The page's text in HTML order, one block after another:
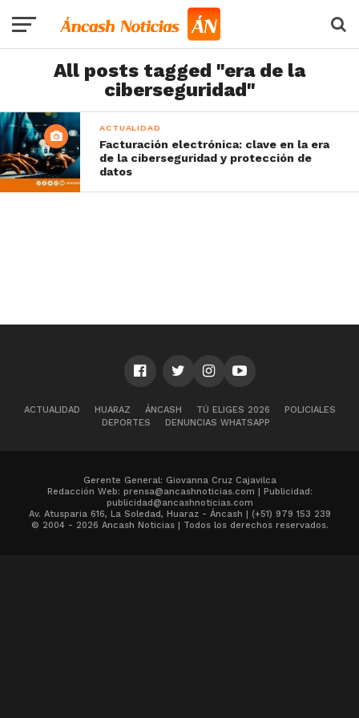
All posts tagged "era de la
ciberseguridad"
ACTUALIDAD
Facturación electrónica: clave en la era
de la ciberseguridad y protección de
datos
ACTUALIDAD HUARAZ ÁNCASH TÚ ELIGES 2026
POLICIALES
DEPORTES
DENUNCIAS WHATSAPP
Gerente General: Giovanna Cruz Cajavilca
Redacción Web: prensa@ancashnoticias.com | Publicidad:
publicidad@ancashnoticias.com
Av. Atusparia 616, La Soledad, Huaraz - Áncash | (+51) 979 153 239
© 2004 - 2026 Ancash Noticias | Todos los derechos reservados.